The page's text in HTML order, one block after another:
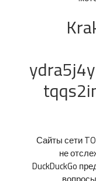
Сайты сети
не
DuckDuckGo